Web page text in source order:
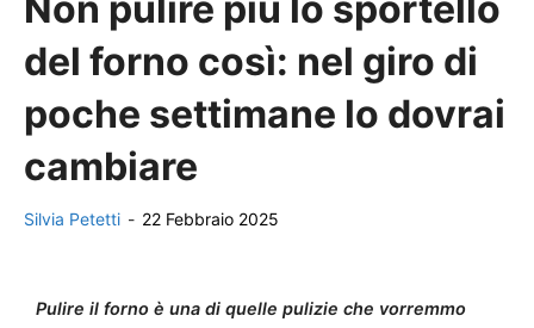
del forno così: nel giro di
poche settimane lo dovrai
cambiare
Silvia Petetti - 22 Febbraio 2025
Pulire il forno è una di quelle pulizie che vorremmo